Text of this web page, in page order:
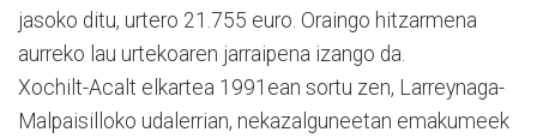
jasoko ditu, urtero 21.755 euro. Oraingo hitzarmena
aurreko lau urtekoaren jarraipena izango da.
Xochilt-Acalt elkartea 1991ean sortu zen, Larreynaga-
Malpaisilloko udalerrian, nekazalguneetan emakumeek